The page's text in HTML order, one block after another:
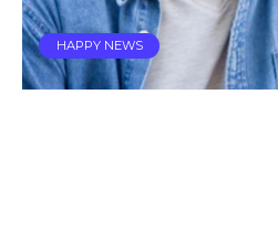
HAPPY NEWS